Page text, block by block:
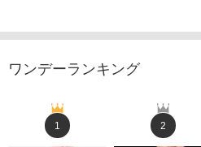
ワンデーランキング
1 2